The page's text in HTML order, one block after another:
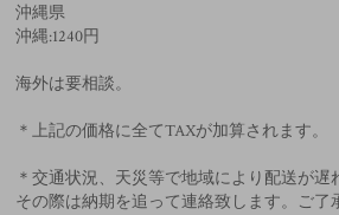
沖縄県
沖縄:1240円
海外は要相談。
＊上記の価格に全てTAXが加算されます。
＊交通状況、天災等で地域により配送が遅
その際は納期を追って連絡致します。ご了